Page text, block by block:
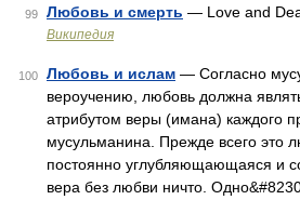
99 Любовь и смерть — Love and
Википедия
100 Любовь и ислам — Согласно
вероучению, любовь должна
атрибутом веры (имана) каждого
мусульманина. Прежде всего это
постоянно углубляющающаяся и
вера без любви ничто.